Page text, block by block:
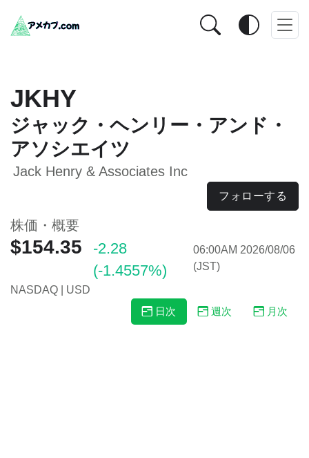
JKHY
ジャック・ヘンリー・アンド・
アソシエイツ
Jack Henry & Associates Inc
フォローする
株価・概要
$154.35
-2.28
(-1.4557%)
06:00AM 2026/08/06
(JST)
NASDAQ | USD
日次
週次 月次